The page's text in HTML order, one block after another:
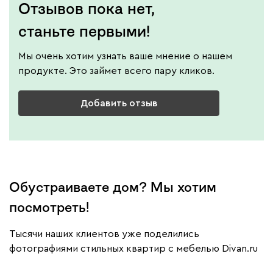
Отзывов пока нет,
станьте первыми!
Мы очень хотим узнать ваше мнение о нашем
продукте. Это займет всего пару кликов.
Добавить отзыв
Обустраиваете дом? Мы хотим
посмотреть!
Тысячи наших клиентов уже поделились
фотографиями стильных квартир с мебелью Divan.ru